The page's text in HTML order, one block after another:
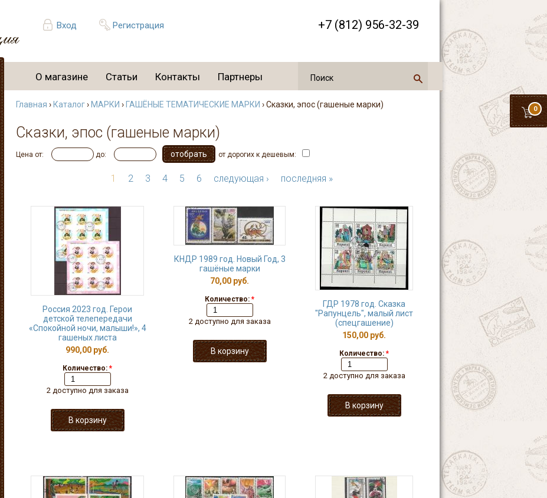
Вход Регистрация +7 (812) 956-32-39
0
О магазине Статьи Контакты Партнеры
Главная › Каталог› МАРКИ › ГАШЁНЫЕ ТЕМАТИЧЕСКИЕ МАРКИ › Сказки, эпос (гашеные марки)
Сказки, эпос (гашеные марки)
Цена от: до: от дорогих к дешевым:
1 2 3 4 5 6 следующая › последняя »
Россия 2023 год. Герои
детской телепередачи
«Спокойной ночи, малыши!», 4
гашеных листа
990,00 руб.
Количество: *
2 доступно для заказа
КНДР 1989 год. Новый Год, 3
гашёные марки
70,00 руб.
Количество: *
2 доступно для заказа
ГДР 1978 год. Сказка
"Рапунцель", малый лист
(спецгашение)
150,00 руб.
Количество: *
2 доступно для заказа